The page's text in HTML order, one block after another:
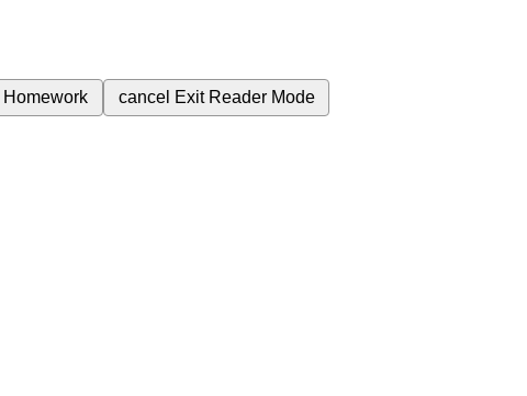
Homework cancel Exit Reader Mode